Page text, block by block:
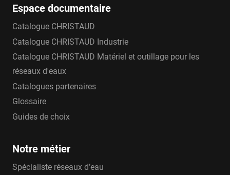
Espace documentaire
Catalogue CHRISTAUD
Catalogue CHRISTAUD Industrie
Catalogue CHRISTAUD Matériel et outillage pour les
réseaux d'eaux
Catalogues partenaires
Glossaire
Guides de choix
Notre métier
Spécialiste réseaux d’eau